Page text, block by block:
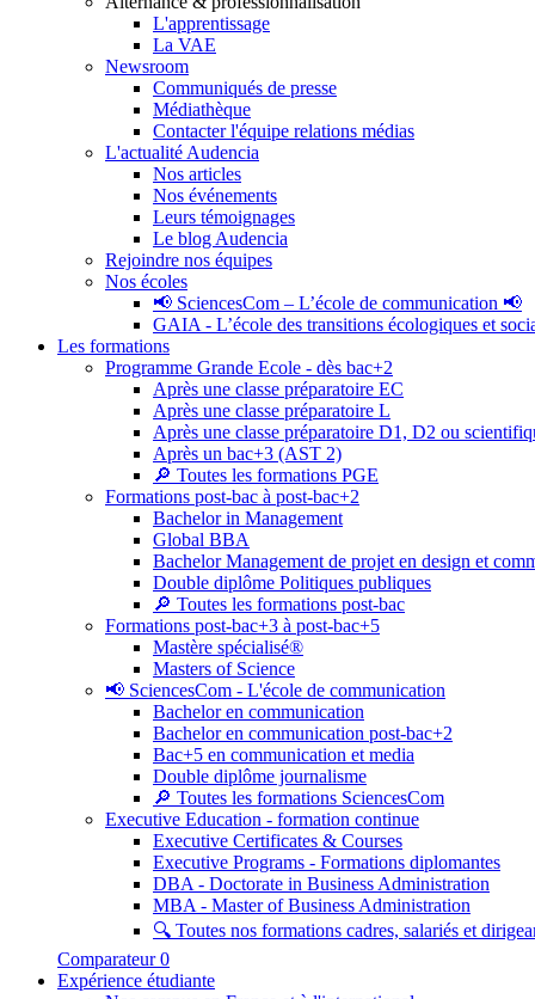
L'apprentissage
La VAE
Newsroom
Communiqués de presse
Médiathèque
Contacter l'équipe relations médias
L'actualité Audencia
Nos articles
Nos événements
Leurs témoignages
Le blog Audencia
Rejoindre nos équipes
Nos écoles
📢 SciencesCom – L’école de communication 📢
GAIA - L’école des transitions écologiques et
Les formations
Programme Grande Ecole - dès bac+2
Après une classe préparatoire EC
Après une classe préparatoire L
Après une classe préparatoire D1, D2 ou
Après un bac+3 (AST 2)
🔎 Toutes les formations PGE
Formations post-bac à post-bac+2
Bachelor in Management
Global BBA
Bachelor Management de projet en design et
Double diplôme Politiques publiques
🔎 Toutes les formations post-bac
Formations post-bac+3 à post-bac+5
Mastère spécialisé®
Masters of Science
📢 SciencesCom - L'école de communication
Bachelor en communication
Bachelor en communication post-bac+2
Bac+5 en communication et media
Double diplôme journalisme
🔎 Toutes les formations SciencesCom
Executive Education - formation continue
Executive Certificates & Courses
Executive Programs - Formations diplomantes
DBA - Doctorate in Business Administration
MBA - Master of Business Administration
🔍 Toutes nos formations cadres, salariés et
Comparateur 0
Expérience étudiante